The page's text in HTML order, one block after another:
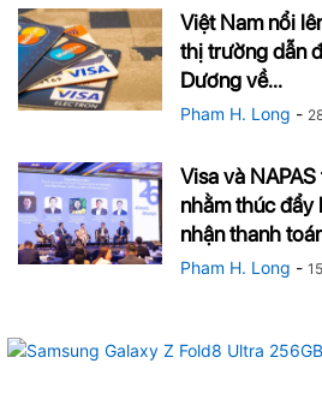
Việt Nam nổi
thị trường dẫn
Dương về...
Pham H. Long -
Visa và
nhằm thúc đẩy
nhận thanh
Pham H. Long -